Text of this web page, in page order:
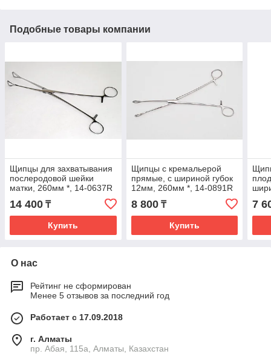
Подобные товары компании
Щипцы для захватывания
послеродовой шейки
матки, 260мм *, 14-0637R
14 400 ₸
Купить
Щипцы с кремальерой
прямые, с шириной губок
12мм, 260мм *, 14-0891R
8 800₸
Купить
7
О нас
Рейтинг не сформирован
Менее 5 отзывов за последний год
Работает с 17.09.2018
г. Алматы
пр. Абая, 115а, Алматы, Казахстан